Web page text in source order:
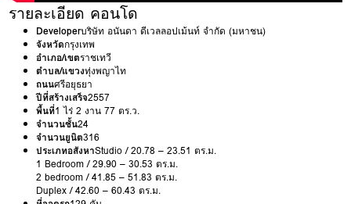
รายละเอียด คอนโด
Developerบริษัท อนันดา ดีเวลลอปเม้นท์ จำกัด (มหาชน)
จังหวัดกรุงเทพ
อำเภอ/เขตราชเทวี
ตำบล/แขวงทุ่งพญาไท
ถนนศรีอยุธยา
ปีที่สร้างเสร็จ2557
พื้นที่1 ไร่ 2 งาน 77 ตร.ว.
จำนวนชั้น24
จำนวนยูนิต316
ประเภทอสังหาStudio / 20.78 – 23.51 ตร.ม.
1 Bedroom / 29.90 – 30.53 ตร.ม.
2 bedroom / 41.85 – 51.83 ตร.ม.
Duplex / 42.60 – 60.43 ตร.ม.